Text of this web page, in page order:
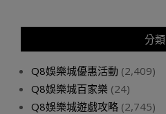
分類
Q8娛樂城優惠活動 (2,409)
Q8娛樂城百家樂 (24)
Q8娛樂城遊戲攻略 (2,745)